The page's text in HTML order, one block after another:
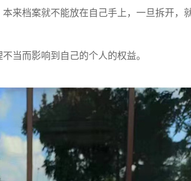
来档案就不能放在自己手上，一旦拆开，
当而影响到自己的个人的权益。